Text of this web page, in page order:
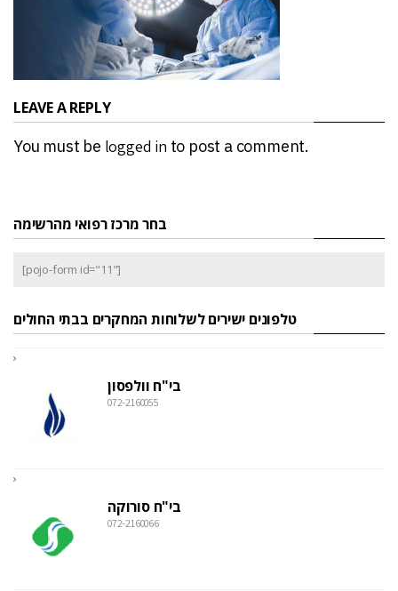
LEAVE A REPLY
You must be logged in to post a comment.
בחר מרכז רפואי מהרשימה
[pojo-form id="11"]
טלפונים ישירים לשלוחות המחקרים בבתי החולים
בי"ח וולפסון
072-2160055
בי"ח סורוקה
072-2160066